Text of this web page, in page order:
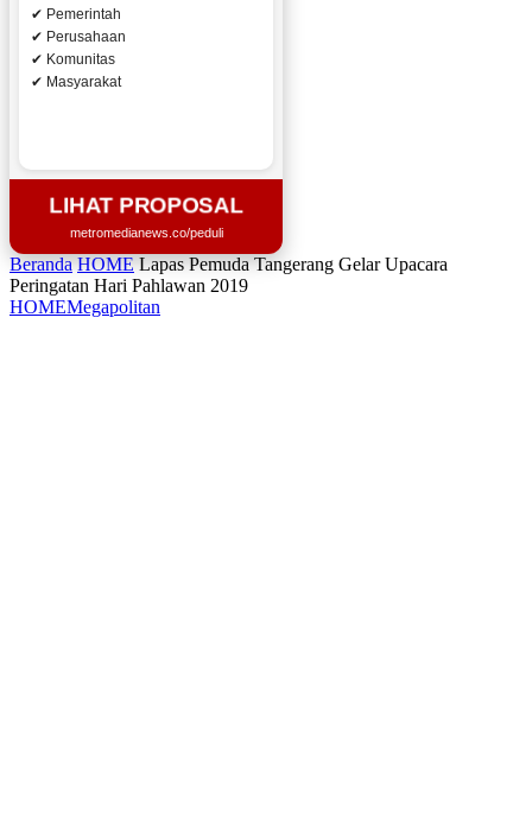
✔ Pemerintah
✔ Perusahaan
✔ Komunitas
✔ Masyarakat
LIHAT PROPOSAL
metromedianews.co/peduli
Beranda HOME Lapas Pemuda Tangerang Gelar Upacara
Peringatan Hari Pahlawan 2019
HOMEMegapolitan